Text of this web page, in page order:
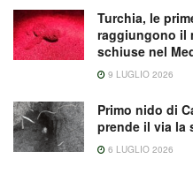
Turchia, le
raggiungono il
schiuse nel
9 LUGLIO 2026
Primo nido di
prende il via la
6 LUGLIO 2026